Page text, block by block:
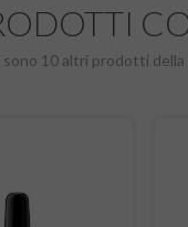
sono 10 altri prodotti